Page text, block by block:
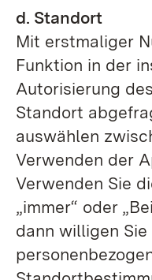
d. Standort
Mit erstmaliger
Funktion in der
Autorisierung
Standort
auswählen
Verwenden der
Verwenden Sie
„immer“ oder
dann willigen Sie